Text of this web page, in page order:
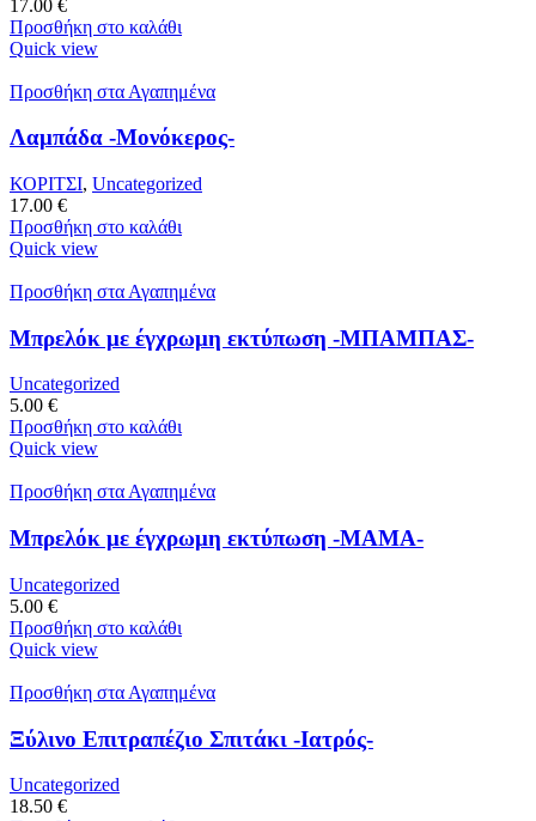
17.00 €
Προσθήκη στο καλάθι
Quick view
Προσθήκη στα Αγαπημένα
Λαμπάδα -Μονόκερος-
ΚΟΡΙΤΣΙ, Uncategorized
17.00 €
Προσθήκη στο καλάθι
Quick view
Προσθήκη στα Αγαπημένα
Μπρελόκ με έγχρωμη εκτύπωση -ΜΠΑΜΠΑΣ-
Uncategorized
5.00 €
Προσθήκη στο καλάθι
Quick view
Προσθήκη στα Αγαπημένα
Μπρελόκ με έγχρωμη εκτύπωση -ΜΑΜΑ-
Uncategorized
5.00 €
Προσθήκη στο καλάθι
Quick view
Προσθήκη στα Αγαπημένα
Ξύλινο Επιτραπέζιο Σπιτάκι -Ιατρός-
Uncategorized
18.50 €